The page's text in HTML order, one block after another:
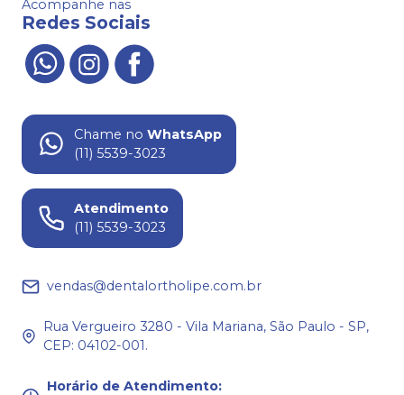
Acompanhe nas
Redes Sociais
Chame no WhatsApp
(11) 5539-3023
Atendimento
(11) 5539-3023
vendas@dentalortholipe.com.br
Rua Vergueiro 3280 - Vila Mariana, São Paulo - SP,
CEP: 04102-001.
Horário de Atendimento: